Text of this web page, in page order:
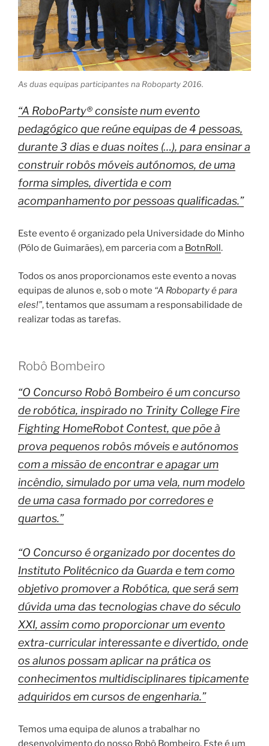
As duas equipas participantes na Roboparty 2016.
“A RoboParty® consiste num evento
pedagógico que reúne equipas de 4 pessoas,
durante 3 dias e duas noites (…), para ensinar a
construir robôs móveis autónomos, de uma
forma simples, divertida e com
acompanhamento por pessoas qualificadas.”
Este evento é organizado pela Universidade do Minho
(Pólo de Guimarães), em parceria com a BotnRoll.
Todos os anos proporcionamos este evento a novas
equipas de alunos e, sob o mote “A Roboparty é para
eles!”, tentamos que assumam a responsabilidade de
realizar todas as tarefas.
Robô Bombeiro
“O Concurso Robô Bombeiro é um concurso
de robótica, inspirado no Trinity College Fire
Fighting HomeRobot Contest, que põe à
prova pequenos robôs móveis e autónomos
com a missão de encontrar e apagar um
incêndio, simulado por uma vela, num modelo
de uma casa formado por corredores e
quartos.”
“O Concurso é organizado por docentes do
Instituto Politécnico da Guarda e tem como
objetivo promover a Robótica, que será sem
dúvida uma das tecnologias chave do século
XXI, assim como proporcionar um evento
extra-curricular interessante e divertido, onde
os alunos possam aplicar na prática os
conhecimentos multidisciplinares tipicamente
adquiridos em cursos de engenharia.”
Temos uma equipa de alunos a trabalhar no
desenvolvimento do nosso Robô Bombeiro. Este é um